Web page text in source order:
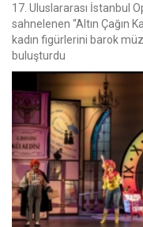
17. Uluslararası İstanbul
sahnelenen “Altın Çağın
kadın figürlerini barok
buluşturdu